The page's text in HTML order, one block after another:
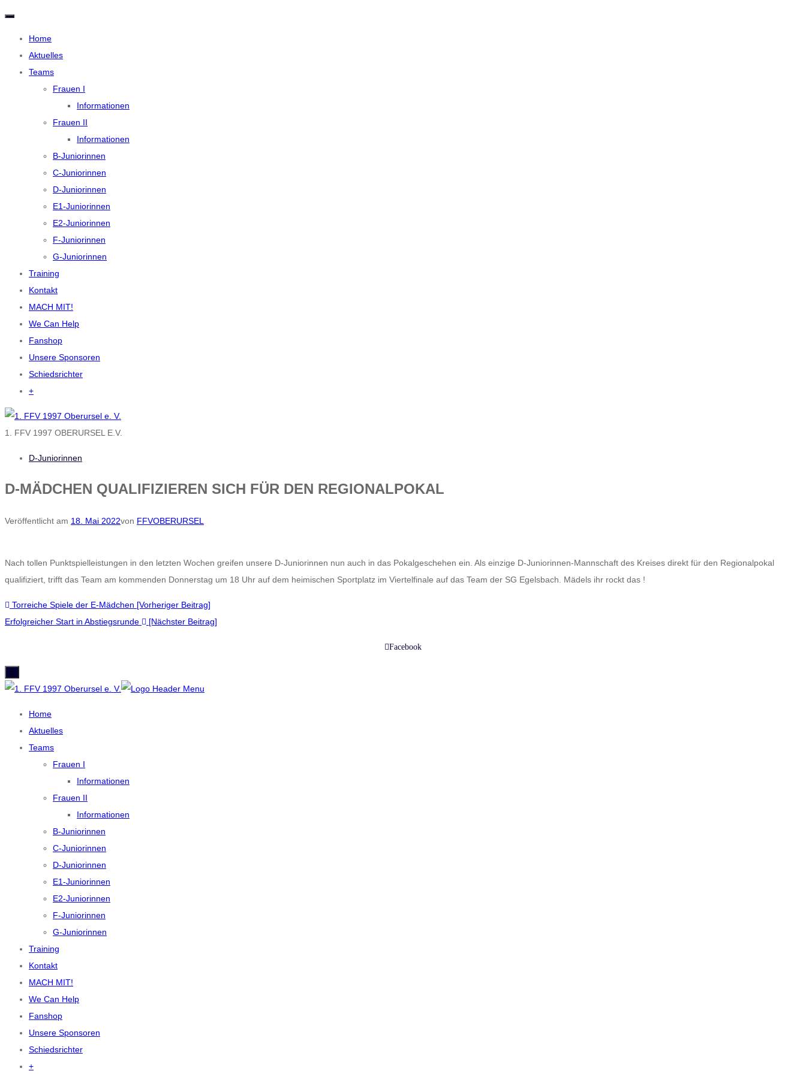
N
Home
Aktuelles
Teams
Frauen I
Informationen
Frauen II
Informationen
B-Juniorinnen
C-Juniorinnen
D-Juniorinnen
E1-Juniorinnen
E2-Juniorinnen
F-Juniorinnen
G-Juniorinnen
Training
Kontakt
MACH MIT!
We Can Help
Fanshop
Unsere Sponsoren
Schiedsrichter
+
1. FFV 1997 OBERURSEL E.V.
D-Juniorinnen
D-MÄDCHEN QUALIFIZIEREN SICH FÜR DEN REGIONALPOKAL
Veröffentlicht am 18. Mai 2022von FFVOBERURSEL
Nach tollen Punktspielleistungen in den letzten Wochen greifen unsere D-Juniorinnen nun auch in das Pokalgeschehen ein. Als einzige D-Juniorinnen-Mannschaft des Kreises direkt für den Regionalpokal
qualifiziert, trifft das Team am kommenden Donnerstag um 18 Uhr auf dem heimischen Sportplatz im Viertelfinale auf das Team der SG Egelsbach. Mädels ihr rockt das !
Beitragsnavigation
Torreiche Spiele der E-Mädchen [Vorheriger Beitrag]
Erfolgreicher Start in Abstiegsrunde
[Nächster Beitrag]
Facebook
Home
Aktuelles
Teams
Frauen I
Informationen
Frauen II
Informationen
B-Juniorinnen
C-Juniorinnen
D-Juniorinnen
E1-Juniorinnen
E2-Juniorinnen
F-Juniorinnen
G-Juniorinnen
Training
Kontakt
MACH MIT!
We Can Help
Fanshop
Unsere Sponsoren
Schiedsrichter
+